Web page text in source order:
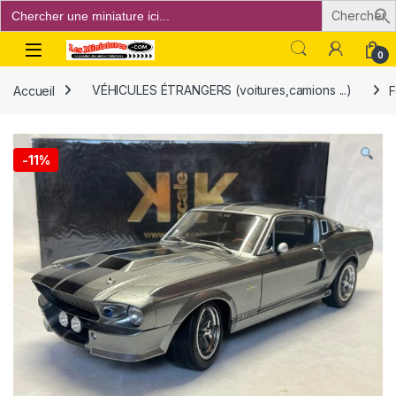
Search
for:
Open 0
Accueil VÉHICULES ÉTRANGERS (voitures,camions ...)
-11%